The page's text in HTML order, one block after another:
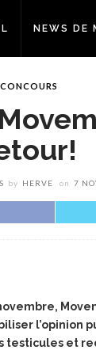
NEWS DE
CONCOURS
by HERVE on 7
l’opinion
et